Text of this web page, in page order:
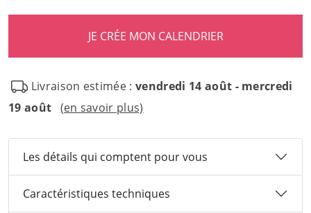
Livraison estimée :vendredi 14 août - mercredi
19 août (en savoir plus)
Les détails qui comptent pour vous
Caractéristiques techniques